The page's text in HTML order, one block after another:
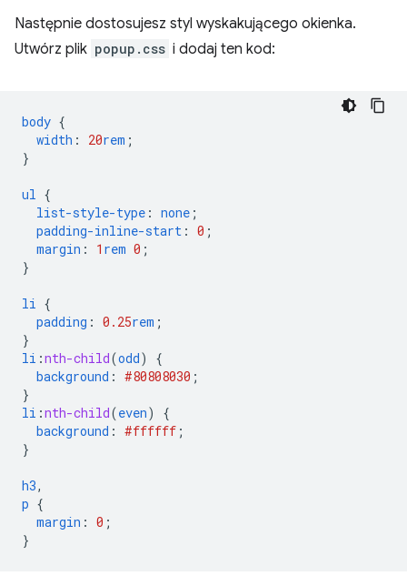
Następnie dostosujesz styl wyskakującego okienka.
Utwórz plik popup.css i dodaj ten kod:
body {
width : 20rem ;
}
ul {
list-style-type : none ;
padding-inline-start : 0 ;
margin : 1 rem 0 ;
}
li {
padding : 0.25rem ;
}
li :nth-child(odd)
{
background : #80808030 ;
}
li :nth-child(even)
{
background : #ffffff ;
}
h3,
p {
margin : 0 ;
}